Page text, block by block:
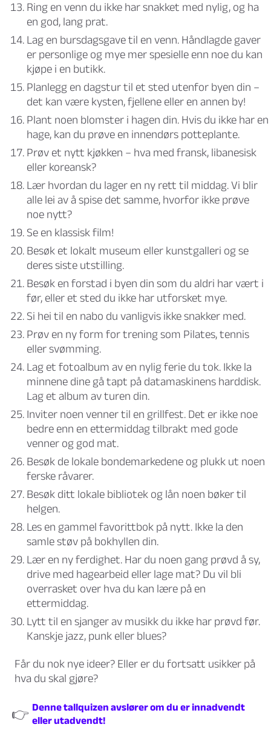
Ring en venn du ikke har snakket med nylig, og ha
en god, lang prat.
Lag en bursdagsgave til en venn. Håndlagde gaver
er personlige og mye mer spesielle enn noe du kan
kjøpe i en butikk.
Planlegg en dagstur til et sted utenfor byen din –
det kan være kysten, fjellene eller en annen by!
Plant noen blomster i hagen din. Hvis du ikke har en
hage, kan du prøve en innendørs potteplante.
Prøv et nytt kjøkken – hva med fransk, libanesisk
eller koreansk?
Lær hvordan du lager en ny rett til middag. Vi blir
alle lei av å spise det samme, hvorfor ikke prøve
noe nytt?
Se en klassisk film!
Besøk et lokalt museum eller kunstgalleri og se
deres siste utstilling.
Besøk en forstad i byen din som du aldri har vært i
før, eller et sted du ikke har utforsket mye.
Si hei til en nabo du vanligvis ikke snakker med.
Prøv en ny form for trening som Pilates, tennis
eller svømming.
Lag et fotoalbum av en nylig ferie du tok. Ikke la
minnene dine gå tapt på datamaskinens harddisk.
Lag et album av turen din.
Inviter noen venner til en grillfest. Det er ikke noe
bedre enn en ettermiddag tilbrakt med gode
venner og god mat.
Besøk de lokale bondemarkedene og plukk ut noen
ferske råvarer.
Besøk ditt lokale bibliotek og lån noen bøker til
helgen.
Les en gammel favorittbok på nytt. Ikke la den
samle støv på bokhyllen din.
Lær en ny ferdighet. Har du noen gang prøvd å sy,
drive med hagearbeid eller lage mat? Du vil bli
overrasket over hva du kan lære på en
ettermiddag.
Lytt til en sjanger av musikk du ikke har prøvd før.
Kanskje jazz, punk eller blues?
Får du nok nye ideer? Eller er du fortsatt usikker på
hva du skal gjøre?
👉 Denne tallquizen avslører om du er innadvendt
eller utadvendt!